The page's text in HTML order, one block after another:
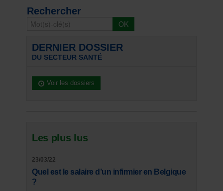
Rechercher
DERNIER DOSSIER
DU SECTEUR SANTÉ
Voir les dossiers
Les plus lus
23/03/22
Quel est le salaire d’un infirmier en Belgique
?